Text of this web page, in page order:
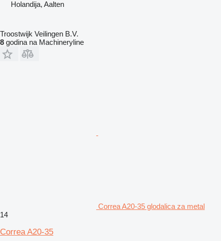
Holandija, Aalten
Troostwijk Veilingen B.V.
8 godina na Machineryline
Correa A20-35 glodalica za metal
14
Correa A20-35